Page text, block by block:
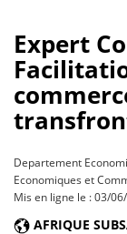
Expert
Departement
Economiques et
Mis en ligne le : 03/
AFRIQUE